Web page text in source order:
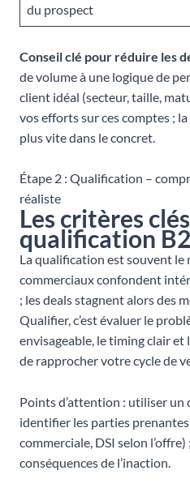
du prospect
Conseil clé pour réduire les
de volume à une logique de
client idéal (secteur, taille,
vos efforts sur ces comptes ;
plus vite dans le concret.
Étape 2 : Qualification –
réaliste
Les critères
qualification
La qualification est souvent le
commerciaux confondent
; les deals stagnent alors des
Qualifier, c’est évaluer le
envisageable, le timing clair
de rapprocher votre cycle de
Points d’attention : utiliser
identifier les parties
commerciale, DSI selon
conséquences de l’inaction.